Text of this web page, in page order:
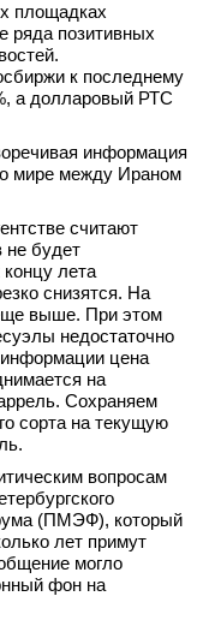
площадках
ряда позитивных
к последнему
а долларовый РТС
информация
о мире между Ираном
считают
не будет
лета
снизятся. На
выше. При этом
недостаточно
цена
на
Сохраняем
сорта на текущую
вопросам
(ПМЭФ), который
лет примут
могло
фон на